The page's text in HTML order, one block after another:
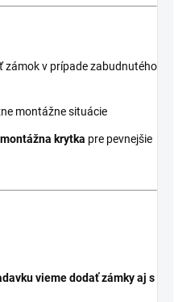
zámok v prípade zabudnutého
montážne situácie
montážna krytka pre pevnejšie
vieme dodať zámky aj s